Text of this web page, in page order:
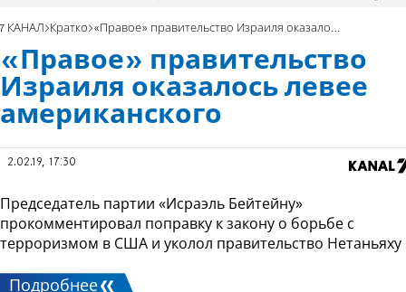
7 КАНАЛ Кратко «Правое» правительство Израиля оказалось левее американского
«Правое» правительство
Израиля оказалось левее
американского
2.02.19, 17:30
Председатель партии «Исраэль Бейтейну»
прокомментировал поправку к закону о борьбе с
терроризмом в США и уколол правительство Нетаньяху
Подробнее